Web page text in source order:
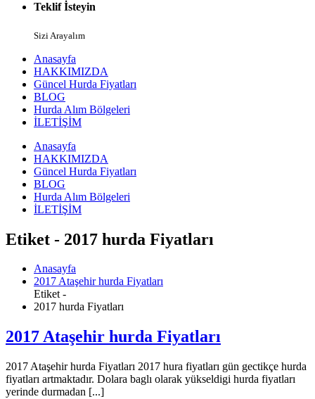
Teklif İsteyin
Sizi Arayalım
Anasayfa
HAKKIMIZDA
Güncel Hurda Fiyatları
BLOG
Hurda Alım Bölgeleri
İLETİŞİM
Anasayfa
HAKKIMIZDA
Güncel Hurda Fiyatları
BLOG
Hurda Alım Bölgeleri
İLETİŞİM
Etiket - 2017 hurda Fiyatları
Anasayfa
2017 Ataşehir hurda Fiyatları
Etiket -
2017 hurda Fiyatları
2017 Ataşehir hurda Fiyatları
2017 Ataşehir hurda Fiyatları 2017 hura fiyatları gün gectikçe hurda
fiyatları artmaktadır. Dolara baglı olarak yükseldigi hurda fiyatları
yerinde durmadan [...]